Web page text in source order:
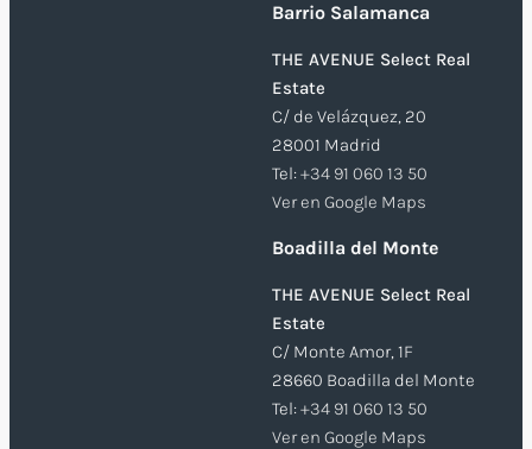
Barrio Salamanca
THE AVENUE Select Real
Estate
C/ de Velázquez, 20
28001 Madrid
Tel:+34 91 060 13 50
Ver en Google Maps
Boadilla del Monte
THE AVENUE Select Real
Estate
C/ Monte Amor, 1F
28660 Boadilla del Monte
Tel:+34 91 060 13 50
Ver en Google Maps